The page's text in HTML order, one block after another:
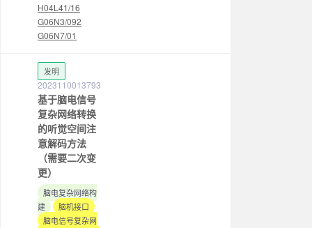
H04L41/16
G06N3/092
G06N7/01
发明
2023110013793
基于脑电信号
复杂网络转换
的听觉空间注
意解码方法
（需要二次变
更）
脑电复杂网络构
建
脑机接口
脑电信号复杂网